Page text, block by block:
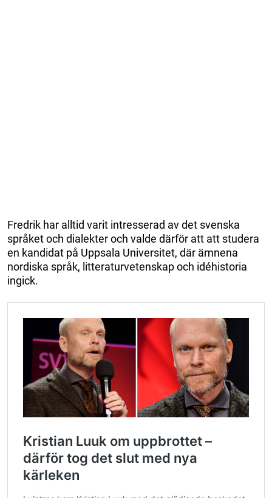
Fredrik har alltid varit intresserad av det svenska
språket och dialekter och valde därför att att studera
en kandidat på Uppsala Universitet, där ämnena
nordiska språk, litteraturvetenskap och idéhistoria
ingick.